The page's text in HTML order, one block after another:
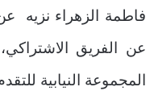
فاطمة الزهراء نزيه
عن الفريق
المجموعة النيابية